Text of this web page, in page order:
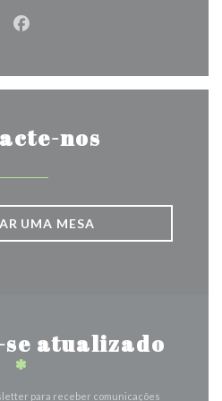
Facebook ((abre numa nova
nos
UMA MESA
atualizado
*
para receber comunicações